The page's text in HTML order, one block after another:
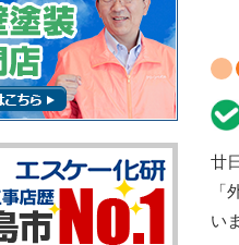
廿
い